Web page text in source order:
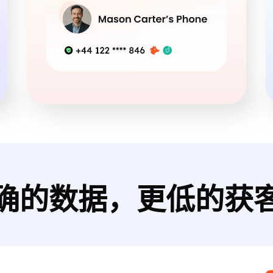
的数据，更低的获